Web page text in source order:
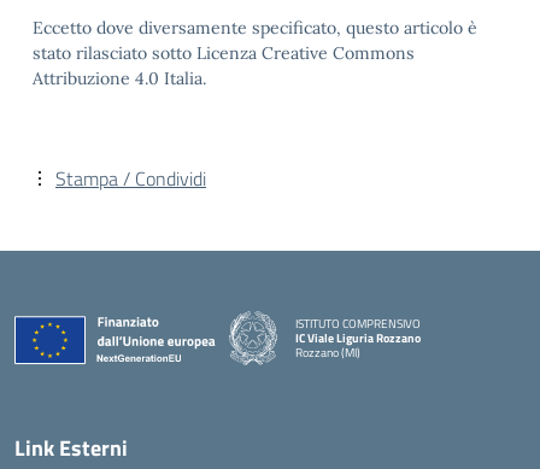
Eccetto dove diversamente specificato, questo articolo è
stato rilasciato sotto Licenza Creative Commons
Attribuzione 4.0 Italia.
Stampa / Condividi
ISTITUTO COMPRENSIVO
IC Viale Liguria Rozzano
Rozzano (MI)
Link Esterni